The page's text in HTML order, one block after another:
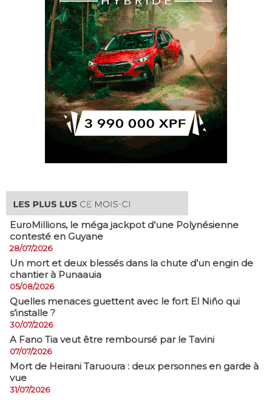
EuroMillions, ​le méga jackpot d’une Polynésienne
contesté en Guyane
28/07/2026
​Un mort et deux blessés dans la chute d’un engin de
chantier à Punaauia
05/08/2026
Quelles menaces guettent avec le fort El Niño qui
s’installe ?
30/07/2026
A Fano Tia veut être remboursé par le Tavini
07/07/2026
Mort de Heirani Taruoura : deux personnes en garde à
vue
31/07/2026